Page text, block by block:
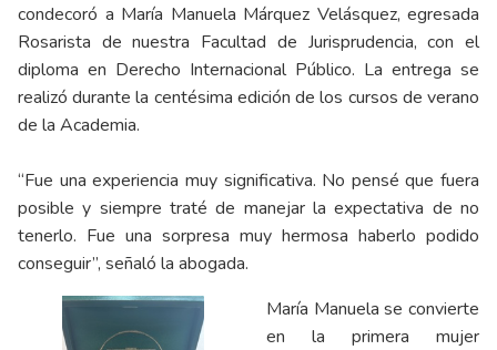
condecoró a María Manuela Márquez Velásquez, egresada
Rosarista de nuestra Facultad de Jurisprudencia, con el
diploma en Derecho Internacional Público. La entrega se
realizó durante la centésima edición de los cursos de verano
de la Academia.
“Fue una experiencia muy significativa. No pensé que fuera
posible y siempre traté de manejar la expectativa de no
tenerlo. Fue una sorpresa muy hermosa haberlo podido
conseguir”, señaló la abogada.
María Manuela se convierte
en la primera mujer